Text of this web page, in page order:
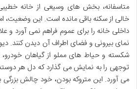
متاسفانه، بخش های وسیعی از خانه
خالی از سکنه باقی مانده است. این وضعیت،
داخلی خانه را برای عموم فراهم نمی آورد و
نمای بیرونی و فضای اطراف آن دیدن کنند.
شکسته و حیاط های مملو از گیاهان
توجهی را به نمایش می گذارد که دل هر
می آورد. این متروکه بودن، خود چالش